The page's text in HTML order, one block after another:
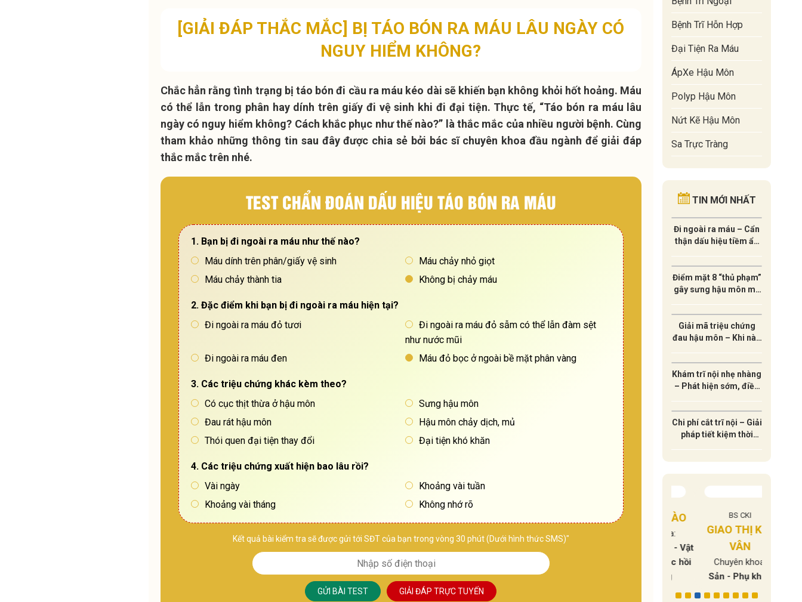
[GIẢI ĐÁP THẮC MẮC] BỊ TÁO BÓN RA MÁU LÂU NGÀY CÓ
NGUY HIỂM KHÔNG?
Chắc hẳn rằng tình trạng bị táo bón đi cầu ra máu kéo dài sẽ khiến bạn không khỏi hốt hoảng. Máu
có thể lẫn trong phân hay dính trên giấy đi vệ sinh khi đi đại tiện. Thực tế, “Táo bón ra máu lâu
ngày có nguy hiểm không? Cách khắc phục như thế nào?” là thắc mắc của nhiều người bệnh. Cùng
tham khảo những thông tin sau đây được chia sẻ bởi bác sĩ chuyên khoa đầu ngành để giải đáp
thắc mắc trên nhé.
TEST CHẨN ĐOÁN DẤU HIỆU TÁO BÓN RA MÁU
1. Bạn bị đi ngoài ra máu như thế nào?
Máu dính trên phân/giấy vệ sinh
Máu chảy nhỏ giọt
Máu chảy thành tia
Không bị chảy máu
2. Đặc điểm khi bạn bị đi ngoài ra máu hiện tại?
Đi ngoài ra máu đỏ tươi
Đi ngoài ra máu đỏ sẫm có thể lẫn đàm sệt
như nước mũi
Đi ngoài ra máu đen
Máu đỏ bọc ở ngoài bề mặt phân vàng
3. Các triệu chứng khác kèm theo?
Có cục thịt thừa ở hậu môn
Sưng hậu môn
Đau rát hậu môn
Hậu môn chảy dịch, mủ
Thói quen đại tiện thay đổi
Đại tiện khó khăn
4. Các triệu chứng xuất hiện bao lâu rồi?
Vài ngày
Khoảng vài tuần
Khoảng vài tháng
Không nhớ rõ
Kết quả bài kiểm tra sẽ được gửi tới SĐT của bạn trong vòng 30 phút (Dưới hình thức SMS)"
GỬI BÀI TEST GIẢI ĐÁP TRỰC TUYẾN
Bệnh Trĩ Hỗn Hợp
Đại Tiện Ra Máu
ÁpXe Hậu Môn
Polyp Hậu Môn
Nứt Kẽ Hậu Môn
Sa Trực Tràng
TIN MỚI NHẤT
Đi ngoài ra máu – Cẩn
thận dấu hiệu tiềm ẩn
Điểm mặt 8 “thủ phạm”
gây sưng hậu môn mà
Giải mã triệu chứng
đau hậu môn – Khi nào
Khám trĩ nội nhẹ nhàng
– Phát hiện sớm, điều
Chi phí cắt trĩ nội – Giải
pháp tiết kiệm thời
LÊ VĂN HỐT
Chuyên khoa:
Ngoại Tiết niệu
Chuyên khoa:
Sản phụ khoa
NGÔ VIỆT HÀO
GIAO THỊ KIM
Chuyên khoa:
Sản - Phụ khoa